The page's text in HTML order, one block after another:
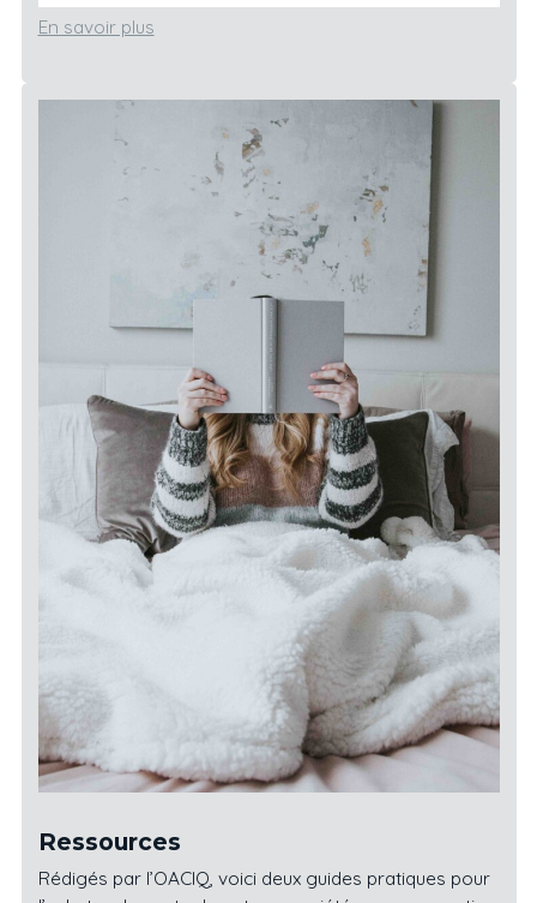
En savoir plus
Ressources
Rédigés par l’OACIQ, voici deux guides pratiques pour